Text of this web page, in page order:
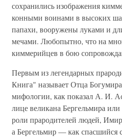
сохранились изображения
конными воинами в высоких
папахи, вооружены луками и
мечами. Любопытно, что на
киммерийцев в бою
Первым из легендарных
Книга" называет Отца
мифологии, как показал А. И.
лице великана Бергельмира
роли прародителей людей,
а Бергельмир — как спасшийся